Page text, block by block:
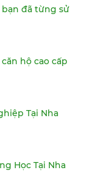
đã từng sử
hộ cao cấp
Tại Nha
Học Tại Nha